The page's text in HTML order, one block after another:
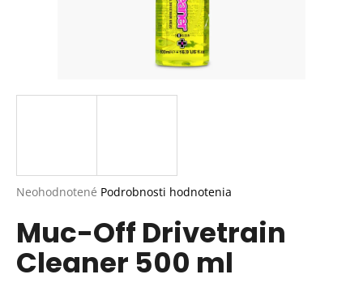
Priemerné
produktu
je
0,0
z
Neohodnotené Podrobnosti hodnotenia
Muc-Off Drivetrain
Cleaner 500 ml